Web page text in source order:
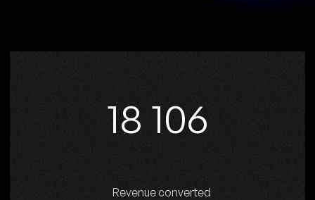
19 380
Revenue converted